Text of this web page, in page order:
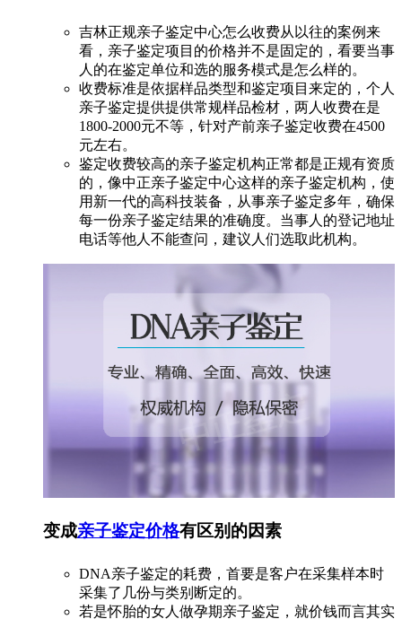
吉林正规亲子鉴定中心怎么收费从以往的案例来
看，亲子鉴定项目的价格并不是固定的，看要当事
人的在鉴定单位和选的服务模式是怎么样的。
收费标准是依据样品类型和鉴定项目来定的，个人
亲子鉴定提供提供常规样品检材，两人收费在是
1800-2000元不等，针对产前亲子鉴定收费在4500
元左右。
鉴定收费较高的亲子鉴定机构正常都是正规有资质
的，像中正亲子鉴定中心这样的亲子鉴定机构，使
用新一代的高科技装备，从事亲子鉴定多年，确保
每一份亲子鉴定结果的准确度。当事人的登记地址
电话等他人不能查问，建议人们选取此机构。
变成亲子鉴定价格有区别的因素
DNA亲子鉴定的耗费，首要是客户在采集样本时
采集了几份与类别断定的。
若是怀胎的女人做孕期亲子鉴定，就价钱而言其实